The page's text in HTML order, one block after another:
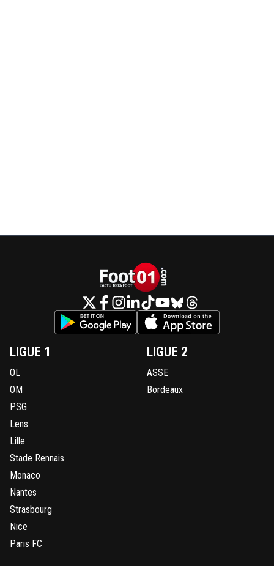
LIGUE 1
OL
OM
PSG
Lens
Lille
Stade Rennais
Monaco
Nantes
Strasbourg
Nice
Paris FC
LIGUE 2
ASSE
Bordeaux